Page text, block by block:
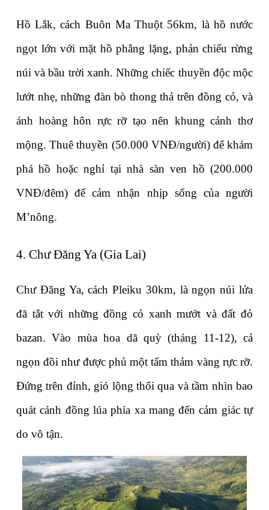
Hồ Lắk, cách Buôn Ma Thuột 56km, là hồ nước
ngọt lớn với mặt hồ phẳng lặng, phản chiếu rừng
núi và bầu trời xanh. Những chiếc thuyền độc mộc
lướt nhẹ, những đàn bò thong thả trên đồng cỏ, và
ánh hoàng hôn rực rỡ tạo nên khung cảnh thơ
mộng. Thuê thuyền (50.000 VNĐ/người) để khám
phá hồ hoặc nghỉ tại nhà sàn ven hồ (200.000
VNĐ/đêm) để cảm nhận nhịp sống của người
M’nông.
4. Chư Đăng Ya (Gia Lai)
Chư Đăng Ya, cách Pleiku 30km, là ngọn núi lửa
đã tắt với những đồng cỏ xanh mướt và đất đỏ
bazan. Vào mùa hoa dã quỳ (tháng 11-12), cả
ngọn đồi như được phủ một tấm thảm vàng rực rỡ.
Đứng trên đỉnh, gió lộng thổi qua và tầm nhìn bao
quát cánh đồng lúa phía xa mang đến cảm giác tự
do vô tận.